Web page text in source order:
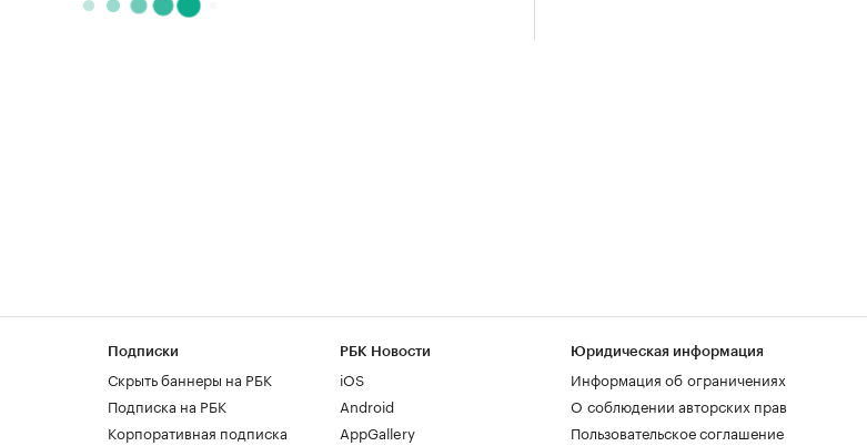
Подписки
Скрыть баннеры на РБК
Подписка на РБК
Корпоративная подписка
РБК Новости
iOS
Android
AppGallery
Юридическая информация
Информация об ограничениях
О соблюдении авторских прав
Пользовательское соглашение